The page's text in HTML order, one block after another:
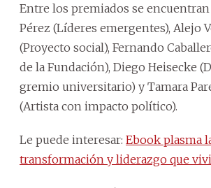
Entre los premiados se
Pérez (Líderes emergentes), Alejo
(Proyecto social), Fernando
de la Fundación), Diego Heisecke
gremio universitario) y Tamara
(Artista con impacto político).
Le puede interesar: Ebook plasma
transformación y liderazgo que